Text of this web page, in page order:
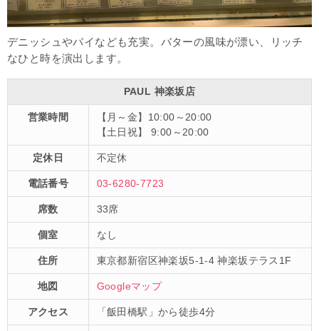
デニッシュやパイなども充実。バターの風味が漂い、リッチ
なひと時を演出します。
PAUL 神楽坂店
営業時間
【月～金】10:00～20:00
【土日祝】 9:00～20:00
定休日 不定休
電話番号 03-6280-7723
席数 33席
個室 なし
住所 東京都新宿区神楽坂5-1-4 神楽坂テラス1F
地図 Googleマップ
アクセス 「飯田橋駅」から徒歩4分